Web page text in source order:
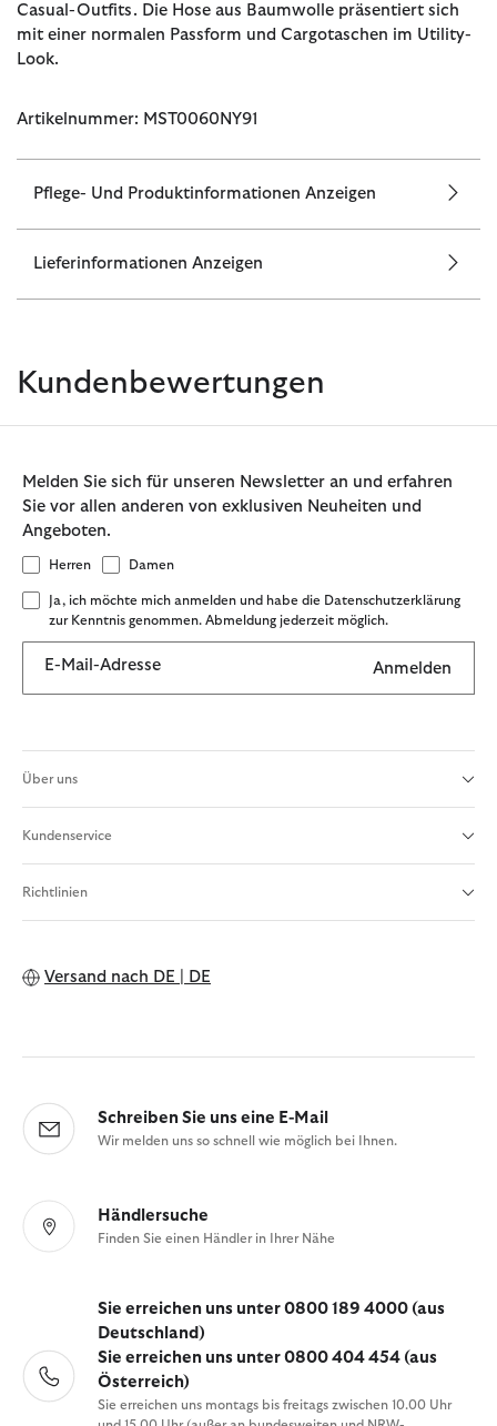
Casual-Outfits. Die Hose aus Baumwolle präsentiert sich
mit einer normalen Passform und Cargotaschen im Utility-
Look.
Artikelnummer: MST0060NY91
Pflege- Und Produktinformationen Anzeigen
Lieferinformationen Anzeigen
Kundenbewertungen
Melden Sie sich für unseren Newsletter an und erfahren
Sie vor allen anderen von exklusiven Neuheiten und
Angeboten.
Herren Damen
Ja, ich möchte mich anmelden und habe die Datenschutzerklärung
zur Kenntnis genommen. Abmeldung jederzeit möglich.
E-Mail-Adresse Anmelden
Über uns
Kundenservice
Richtlinien
Versand nach DE | DE
Schreiben Sie uns eine E-Mail
Wir melden uns so schnell wie möglich bei Ihnen.
Händlersuche
Finden Sie einen Händler in Ihrer Nähe
Sie erreichen uns unter 0800 189 4000 (aus
Deutschland)
Sie erreichen uns unter 0800 404 454 (aus
Österreich)
Sie erreichen uns montags bis freitags zwischen 10.00 Uhr